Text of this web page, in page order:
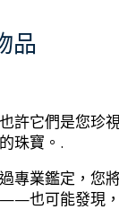
品
許它們是您珍
珠寶。.
專業鑑定，您
也可能發現